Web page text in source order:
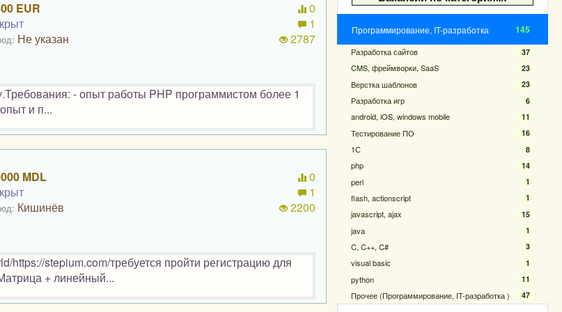
Программирование, IT-разработка 145
Разработка сайтов 37
CMS, фреймворки, SaaS 23
Верстка шаблонов 23
Разработка игр 6
android, iOS, windows mobile 11
Тестирование ПО 16
1С 8
php 14
perl 1
flash, actionscript 1
javascript, ajax 15
java 1
C, C++, C# 3
visual basic 1
python 11
Прочее (Программирование, IT-разработка ) 47
EUR
Не указан
0
1
2787
- опыт работы PHP программистом более 1
и п...
MDL
Кишинёв
0
1
2200
https://stepium.com/требуется пройти регистрацию для
+ линейный...